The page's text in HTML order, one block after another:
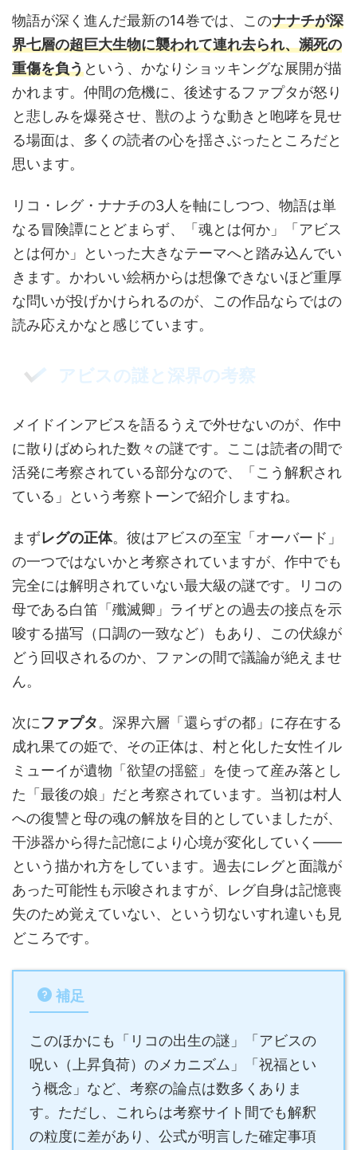
物語が深く進んだ最新の14巻では、このナナチが深
界七層の超巨大生物に襲われて連れ去られ、瀕死の
重傷を負うという、かなりショッキングな展開が描
かれます。仲間の危機に、後述するファプタが怒り
と悲しみを爆発させ、獣のような動きと咆哮を見せ
る場面は、多くの読者の心を揺さぶったところだと
思います。
リコ・レグ・ナナチの3人を軸にしつつ、物語は単
なる冒険譚にとどまらず、「魂とは何か」「アビス
とは何か」といった大きなテーマへと踏み込んでい
きます。かわいい絵柄からは想像できないほど重厚
な問いが投げかけられるのが、この作品ならではの
読み応えかなと感じています。
アビスの謎と深界の考察
メイドインアビスを語るうえで外せないのが、作中
に散りばめられた数々の謎です。ここは読者の間で
活発に考察されている部分なので、「こう解釈され
ている」という考察トーンで紹介しますね。
まずレグの正体。彼はアビスの至宝「オーバード」
の一つではないかと考察されていますが、作中でも
完全には解明されていない最大級の謎です。リコの
母である白笛「殲滅卿」ライザとの過去の接点を示
唆する描写（口調の一致など）もあり、この伏線が
どう回収されるのか、ファンの間で議論が絶えませ
ん。
次にファプタ。深界六層「還らずの都」に存在する
成れ果ての姫で、その正体は、村と化した女性イル
ミューイが遺物「欲望の揺籃」を使って産み落とし
た「最後の娘」だと考察されています。当初は村人
への復讐と母の魂の解放を目的としていましたが、
干渉器から得た記憶により心境が変化していく——
という描かれ方をしています。過去にレグと面識が
あった可能性も示唆されますが、レグ自身は記憶喪
失のため覚えていない、という切ないすれ違いも見
どころです。
補足
このほかにも「リコの出生の謎」「アビスの
呪い（上昇負荷）のメカニズム」「祝福とい
う概念」など、考察の論点は数多くありま
す。ただし、これらは考察サイト間でも解釈
の粒度に差があり、公式が明言した確定事項